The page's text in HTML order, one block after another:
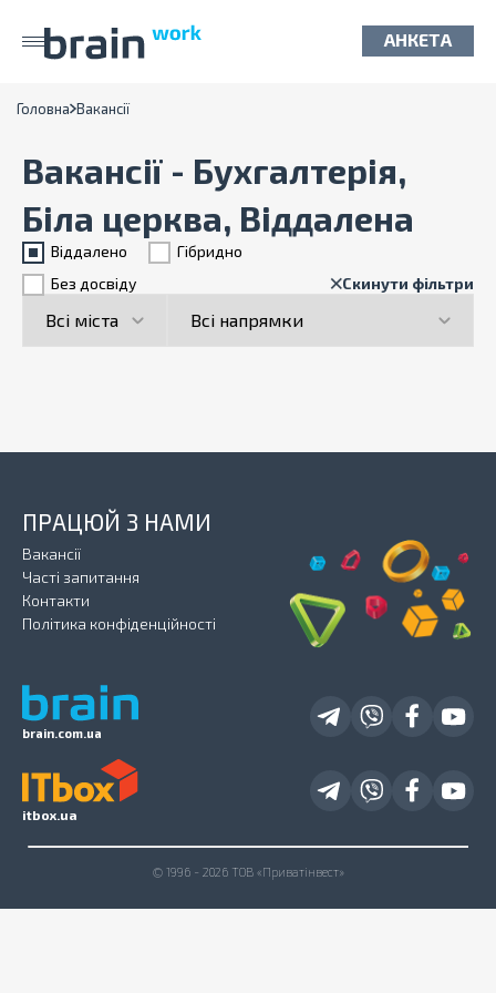
АНКЕТА
Головна Вакансії
Вакансії - Бухгалтерія,
Біла церква, Віддалена
Віддалено
Гiбридно
Без досвіду
Скинути фільтри
brain.com.ua
ПРАЦЮЙ З НАМИ
Вакансії
Часті запитання
Контакти
Політика конфіденційності
itbox.ua
© 1996 - 2026 ТОВ «Приватінвест»